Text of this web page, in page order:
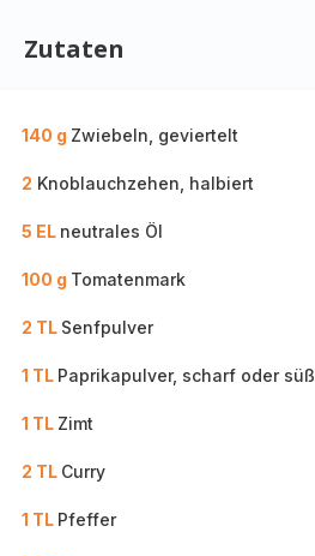
Zutaten
140 g Zwiebeln, geviertelt
2 Knoblauchzehen, halbiert
5 EL neutrales Öl
100 g Tomatenmark
2 TL Senfpulver
1 TL Paprikapulver, scharf oder süß
1 TL Zimt
2 TL Curry
1 TL Pfeffer